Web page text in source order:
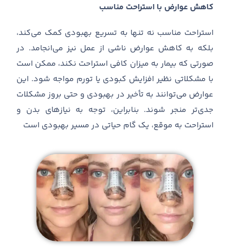
کاهش عوارض با استراحت مناسب
استراحت مناسب نه تنها به تسریع بهبودی کمک می‌کند،
بلکه به کاهش عوارض ناشی از عمل نیز می‌انجامد. در
صورتی که بیمار به میزان کافی استراحت نکند، ممکن است
با مشکلاتی نظیر افزایش کبودی یا تورم مواجه شود. این
عوارض می‌توانند به تأخیر در بهبودی و حتی بروز مشکلات
جدی‌تر منجر شوند. بنابراین، توجه به نیازهای بدن و
استراحت به موقع، یک گام حیاتی در مسیر بهبودی است